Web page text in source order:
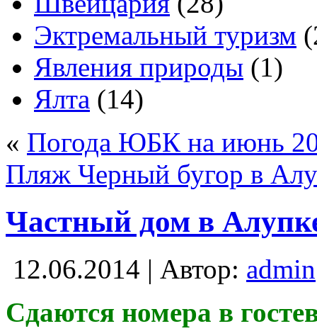
Эктремальный туризм
Явления природы (1)
Ялта (14)
« Погода ЮБК на июнь
Пляж Черный бугор в
Частный дом в
12.06.2014 | Автор: admin
Сдаются номера в